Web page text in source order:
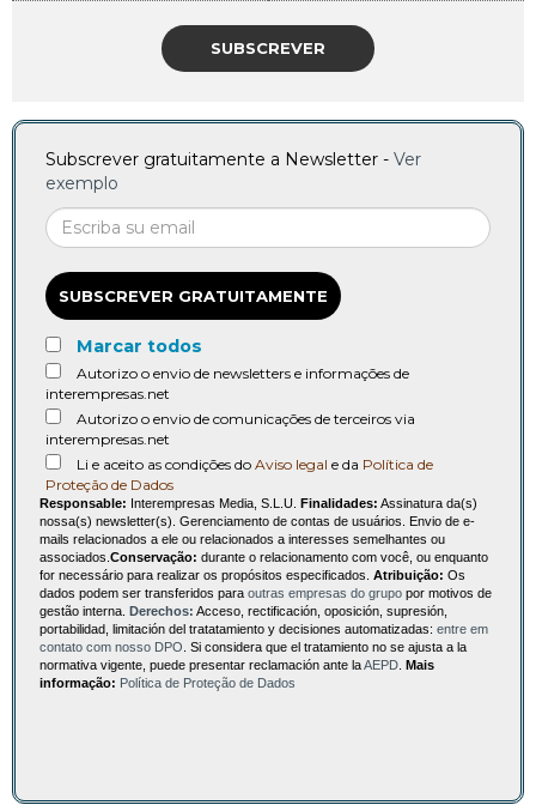
SUBSCREVER
Subscrever gratuitamente a Newsletter - Ver
exemplo
SUBSCREVER GRATUITAMENTE
Marcar todos
Autorizo o envio de newsletters e informações de
interempresas.net
Autorizo o envio de comunicações de terceiros via
interempresas.net
Li e aceito as condições do Aviso legal e da Política de
Proteção de Dados
Responsable: Interempresas Media, S.L.U. Finalidades: Assinatura da(s)
nossa(s) newsletter(s). Gerenciamento de contas de usuários. Envio de e-
mails relacionados a ele ou relacionados a interesses semelhantes ou
associados. Conservação: durante o relacionamento com você, ou enquanto
for necessário para realizar os propósitos especificados. Atribuição: Os
dados podem ser transferidos para outras empresas do grupo por motivos de
gestão interna. Derechos: Acceso, rectificación, oposición, supresión,
portabilidad, limitación del tratatamiento y decisiones automatizadas: entre em
contato com nosso DPO . Si considera que el tratamiento no se ajusta a la
normativa vigente, puede presentar reclamación ante laAEPD Mais
informação: Política de Proteção de Dados